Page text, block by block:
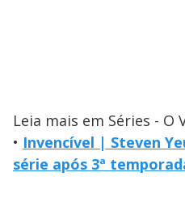
Leia mais em Séries - O
• Invencível | Steven
série após 3ª